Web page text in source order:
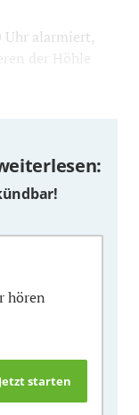
Uhr alarmiert,
der Höhle
hören